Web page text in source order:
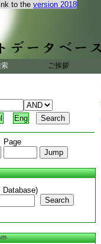
to the version 2018
ご挨拶
Eng
Page
Database)
Search